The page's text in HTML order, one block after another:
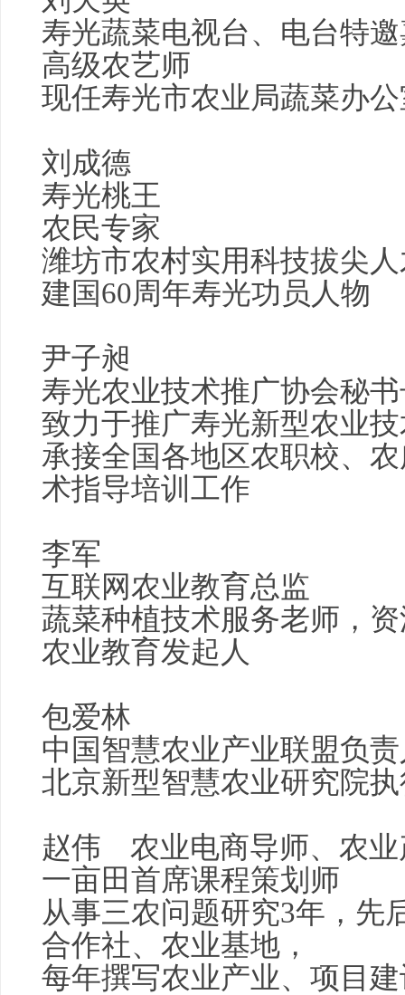
寿光蔬菜电视台、电台特
高级农艺师
现任寿光市农业局蔬菜办
刘成德
寿光桃王
农民专家
潍坊市农村实用科技拔尖
建国60周年寿光功员人物
尹子昶
寿光农业技术推广协会秘
致力于推广寿光新型农业
承接全国各地区农职校、
术指导培训工作
李军
互联网农业教育总监
蔬菜种植技术服务老师，
农业教育发起人
包爱林
中国智慧农业产业联盟负
北京新型智慧农业研究院
赵伟 农业电商导师、农业
一亩田首席课程策划师
从事三农问题研究3年，先
合作社、农业基地，
每年撰写农业产业、项目